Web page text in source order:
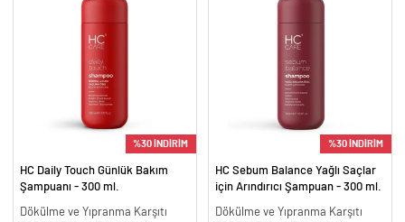
%30 İNDİRİM
HC Daily Touch Günlük Bakım
Şampuanı - 300 ml.
Dökülme ve Yıpranma Karşıtı
%30 İNDİRİM
HC Sebum Balance Yağlı Saçlar
için Arındırıcı Şampuan - 300 ml.
Dökülme ve Yıpranma Karşıtı